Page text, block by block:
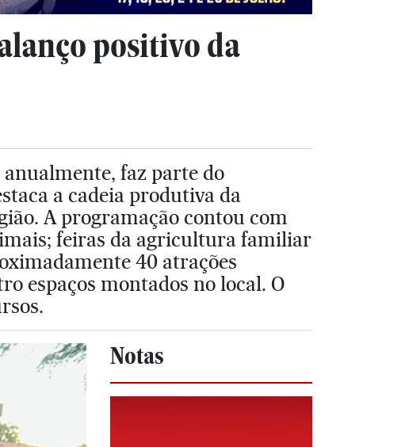
positivo da
anualmente, faz parte do
a cadeia produtiva da
A programação contou com
feiras da agricultura familiar
40 atrações
espaços montados no local. O
Notas